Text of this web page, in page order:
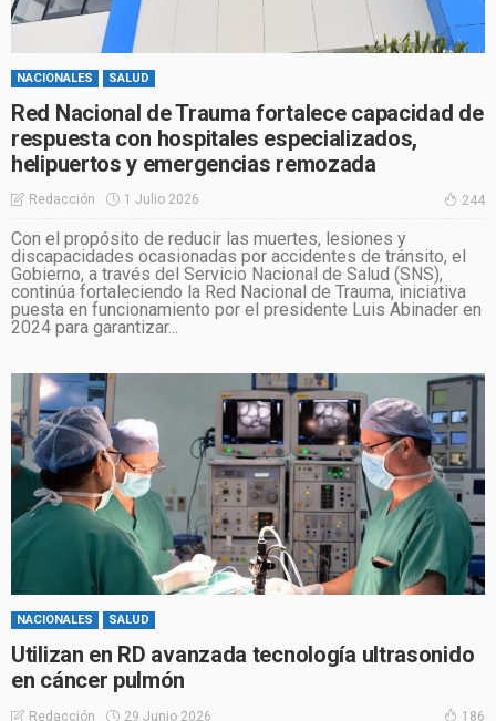
NACIONALES SALUD
Red Nacional de Trauma fortalece capacidad de
respuesta con hospitales especializados,
helipuertos y emergencias remozada
Redacción 1 Julio 2026 244
Con el propósito de reducir las muertes, lesiones y
discapacidades ocasionadas por accidentes de tránsito, el
Gobierno, a través del Servicio Nacional de Salud (SNS),
continúa fortaleciendo la Red Nacional de Trauma, iniciativa
puesta en funcionamiento por el presidente Luis Abinader en
2024 para garantizar...
NACIONALES SALUD
Utilizan en RD avanzada tecnología ultrasonido
en cáncer pulmón
Redacción 29 Junio 2026 186